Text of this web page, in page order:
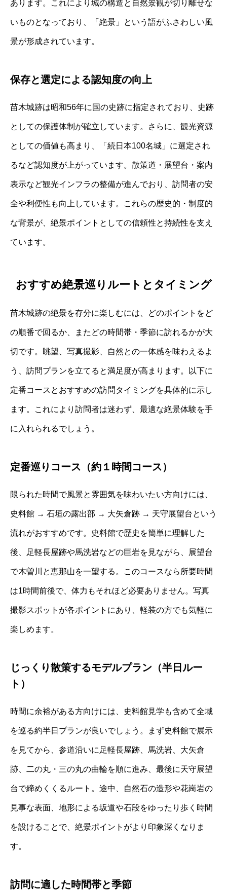
あります。これにより城の構造と自然景観が切り離せな
いものとなっており、「絶景」という語がふさわしい風
景が形成されています。
保存と選定による認知度の向上
苗木城跡は昭和56年に国の史跡に指定されており、史跡
としての保護体制が確立しています。さらに、観光資源
としての価値も高まり、「続日本100名城」に選定され
るなど認知度が上がっています。散策道・展望台・案内
表示など観光インフラの整備が進んでおり、訪問者の安
全や利便性も向上しています。これらの歴史的・制度的
な背景が、絶景ポイントとしての信頼性と持続性を支え
ています。
おすすめ絶景巡りルートとタイミング
苗木城跡の絶景を存分に楽しむには、どのポイントをど
の順番で回るか、またどの時間帯・季節に訪れるかが大
切です。眺望、写真撮影、自然との一体感を味わえるよ
う、訪問プランを立てると満足度が高まります。以下に
定番コースとおすすめの訪問タイミングを具体的に示し
ます。これにより訪問者は迷わず、最適な絶景体験を手
に入れられるでしょう。
定番巡りコース（約１時間コース）
限られた時間で風景と雰囲気を味わいたい方向けには、
史料館 → 石垣の露出部 → 大矢倉跡 → 天守展望台という
流れがおすすめです。史料館で歴史を簡単に理解した
後、足軽長屋跡や馬洗岩などの巨岩を見ながら、展望台
で木曽川と恵那山を一望する。このコースなら所要時間
は1時間前後で、体力もそれほど必要ありません。写真
撮影スポットが各ポイントにあり、軽装の方でも気軽に
楽しめます。
じっくり散策するモデルプラン（半日ルー
ト）
時間に余裕がある方向けには、史料館見学も含めて全域
を巡る約半日プランが良いでしょう。まず史料館で展示
を見てから、参道沿いに足軽長屋跡、馬洗岩、大矢倉
跡、二の丸・三の丸の曲輪を順に進み、最後に天守展望
台で締めくくるルート。途中、自然石の造形や花崗岩の
見事な表面、地形による坂道や石段をゆったり歩く時間
を設けることで、絶景ポイントがより印象深くなりま
す。
訪問に適した時間帯と季節